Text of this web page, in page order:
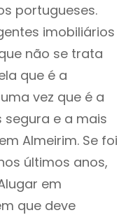
portugueses.
imobiliários
não se trata
que é a
vez que é a
e a mais
Almeirim. Se foi
últimos anos,
em
que deve